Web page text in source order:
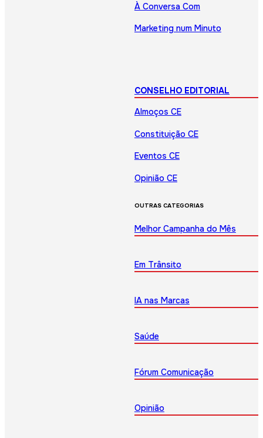
À Conversa Com
Marketing num Minuto
CONSELHO EDITORIAL
Almoços CE
Constituição CE
Eventos CE
Opinião CE
OUTRAS CATEGORIAS
Melhor Campanha do Mês
Em Trânsito
IA nas Marcas
Saúde
Fórum Comunicação
Opinião